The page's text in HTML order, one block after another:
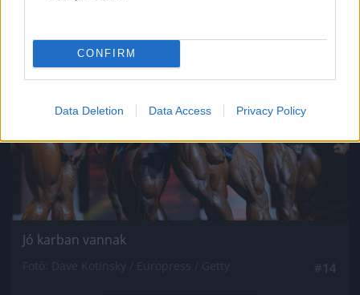
CONFIRM
Data Deletion Data Access Privacy Policy
Jó karban vannak